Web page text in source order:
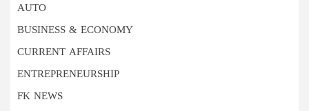
AUTO
BUSINESS & ECONOMY
CURRENT AFFAIRS
ENTREPRENEURSHIP
FK NEWS